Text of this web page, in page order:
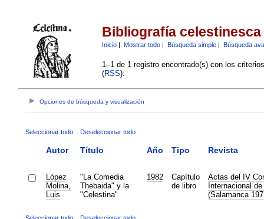
Bibliografía celestinesca
Inicio| Mostrar todo| Búsqueda simple| Búsqueda
1–1 de 1 registro encontrado(s) con los
(RSS):
Opciones de búsqueda y visualización
Seleccionar todo Deseleccionar todo
Autor Título Año Tipo Revista
López
Molina,
Luis
"La Comedia
Thebaida" y la
"Celestina"
1982
Capítulo
de libro
Actas del IV
Internacional
(Salamanca